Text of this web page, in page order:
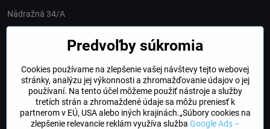
Nádražná 34/A
obchod​@northline​.sk
Otváracie hodiny
PO, UT, STR, ŠT: 9.00 - 17.00
PIA: 8.00 - 16.00
Predvoľby súkromia
Cookies používame na zlepšenie vašej návštevy tejto webovej
stránky, analýzu jej výkonnosti a zhromažďovanie údajov o jej
používaní. Na tento účel môžeme použiť nástroje a služby
tretích strán a zhromaždené údaje sa môžu preniesť k
partnerom v EÚ, USA alebo iných krajinách.„Súbory cookies na
zlepšenie relevancie reklám využíva služba Google Ads –